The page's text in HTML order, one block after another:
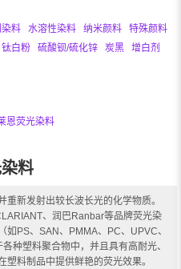
料 水溶性染料 纳米颜料
特殊颜料
钛白粉 硫酸钡/硫化锌 炭黑
增白剂
恩荧光染料
料
新发射出较长波长光的化学物质。
、润巴Ranbar等品牌荧光染
PS、SAN、PMMA、PC、UPVC、
种塑料聚合物中，并且具有高耐光、
料制品中提供鲜艳的荧光效果。